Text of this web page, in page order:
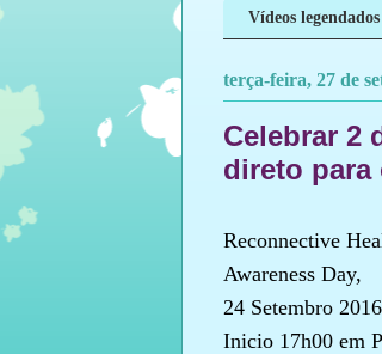
Vídeos
terça-feira, 27 de
Celebrar 2
direto para
Reconnective
Awareness Day,
24 Setembro 2016
Inicio 17h00 em